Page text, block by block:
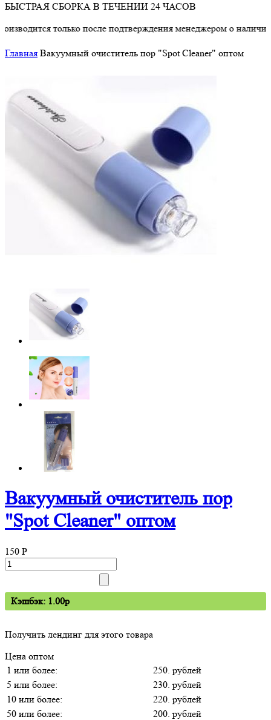
БЫСТРАЯ СБОРКА В ТЕЧЕНИИ 24 ЧАСОВ
только после подтверждения менеджером о наличии
Главная Вакуумный очиститель пор "Spot Cleaner" оптом
Вакуумный очиститель пор
"Spot Cleaner" оптом
150 P
Кэшбэк: 1.00p
Получить лендинг для этого товара
Цена оптом
1 или более:
250. рублей
5 или более:
230. рублей
10 или более:
220. рублей
50 или более:
200. рублей